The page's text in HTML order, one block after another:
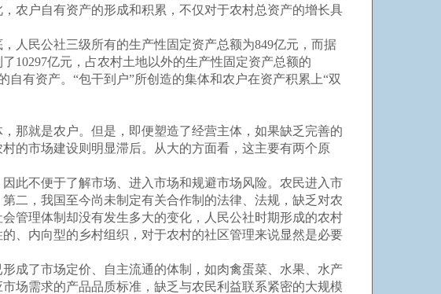
农户自有资产的形成和积累，不仅对于农村总资产的增长具
民公社三级所有的生产性固定资产总额为849亿元，而据
10297亿元，占农村土地以外的生产性固定资产总额的
有资产。“包干到户”所创造的集体和农户在资产积累上“双
就是农户。但是，即便塑造了经营主体，如果缺乏完善的
的市场建设则明显滞后。从大的方面看，这主要有两个原
不便于了解市场、进入市场和规避市场风险。农民进入市
二，我国至今尚未制定有关合作制的法律、法规，缺乏对农
管理体制却没有发生多大的变化，人民公社时期形成的农村
、内向型的乡村组织，对于农村的社区管理来说显然是必要
了市场定价、自主流通的体制，如肉禽蛋菜、水果、水产
场需求的产品品质标准，缺乏与农民利益联系紧密的大规模